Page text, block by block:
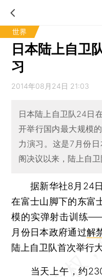
世界
日本陆上自卫
习
2014年08月24日 21:03
日本陆上自卫队24日
开举行国内最大规模
力演习。这是7月份
阁决议以来，陆上自
据新华社8月24日
在富士山脚下的东富
模的实弹射击训练
月份日本政府通过解
陆上自卫队首次举行
当天上午，约